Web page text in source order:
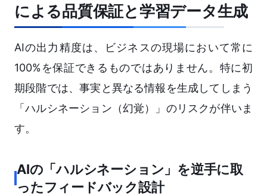
による品質保証と学習データ生成
AIの出力精度は、ビジネスの現場において常に
100%を保証できるものではありません。特に初
期段階では、事実と異なる情報を生成してしまう
「ハルシネーション（幻覚）」のリスクが伴いま
す。
AIの「ハルシネーション」を逆手に取
ったフィードバック設計